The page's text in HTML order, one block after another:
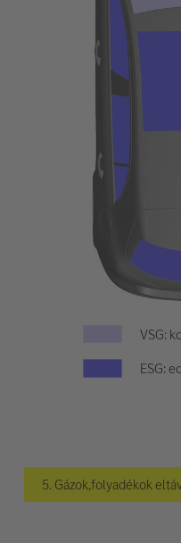
VSG:
ESG:
5. Gázok,folyadékok